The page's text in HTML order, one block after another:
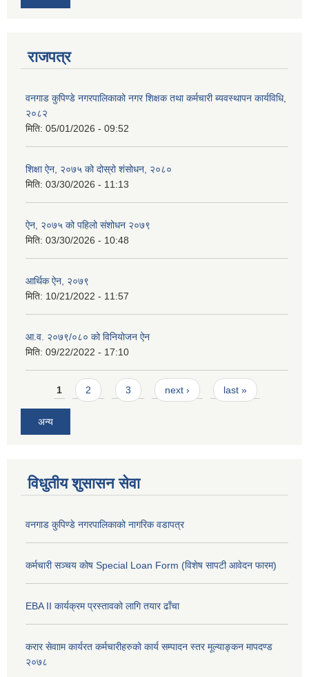
राजपत्र
वनगाड कुपिण्डे नगरपालिकाको नगर शिक्षक तथा कर्मचारी ब्यवस्थापन कार्यविधि,
२०८२
मिति: 05/01/2026 - 09:52
शिक्षा ऐन, २०७५ को दोस्रो शंसोधन, २०८०
मिति: 03/30/2026 - 11:13
ऐन, २०७५ को पहिलो संशोधन २०७९
मिति: 03/30/2026 - 10:48
आर्थिक ऐन, २०७९
मिति: 10/21/2022 - 11:57
आ.व. २०७९/०८० को विनियोजन ऐन
मिति: 09/22/2022 - 17:10
Pages
1 2 3 next › last »
अन्य
विधुतीय शुसासन सेवा
वनगाड कुपिण्डे नगरपालिकाको नागरिक वडापत्र
कर्मचारी सञ्चय कोष Special Loan Form (विशेष सापटी आवेदन फारम)
EBA II कार्यक्रम प्रस्तावको लागि तयार ढाँचा
करार सेवााम कार्यरत कर्मचारीहरुको कार्य सम्पादन स्तर मूल्याङ्कन मापदण्ड
२०७८